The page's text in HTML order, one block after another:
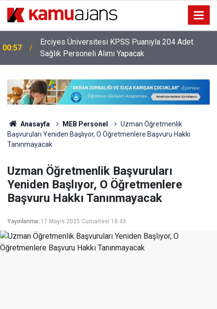
00:57
Erciyes Üniversitesi KPSS Puanıyla 204 Adet
Sağlık Personeli Alımı Yapacak
Anasayfa MEB Personel
Uzman Öğretmenlik
Başvuruları Yeniden Başlıyor, O Öğretmenlere Başvuru Hakkı
Tanınmayacak
Uzman Öğretmenlik Başvuruları
Yeniden Başlıyor, O Öğretmenlere
Başvuru Hakkı Tanınmayacak
Yayınlanma: 17 Mayıs 2025 Cumartesi 18:43